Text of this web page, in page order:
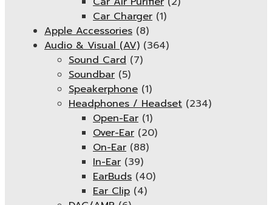
Car Charger (1)
Apple Accessories (8)
Audio & Visual (AV) (364)
Sound Card (7)
Soundbar (5)
Speakerphone (1)
Headphones / Headset (234)
Open-Ear (1)
Over-Ear (20)
On-Ear (88)
In-Ear (39)
EarBuds (40)
Ear Clip (4)